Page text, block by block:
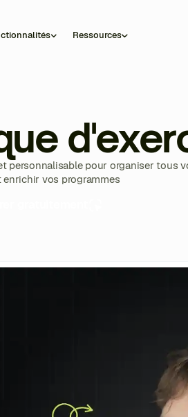
Ressources
personnalisable pour organiser tous
enrichir vos programmes